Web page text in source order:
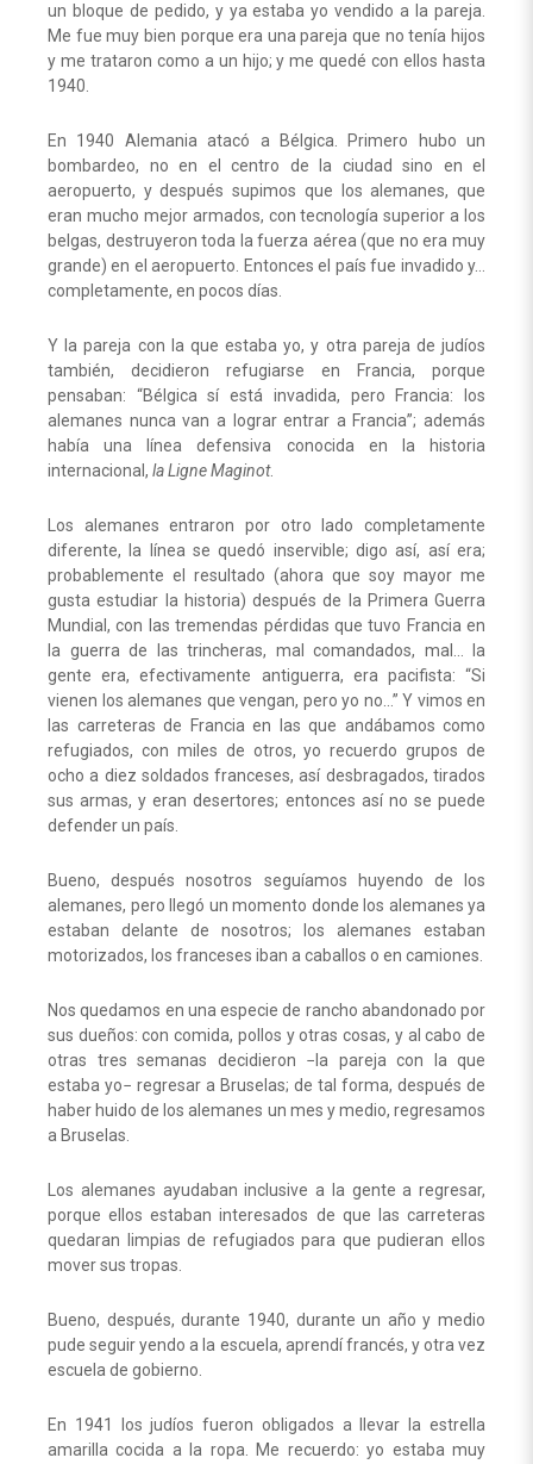
un bloque de pedido, y ya estaba yo vendido a la pareja.
Me fue muy bien porque era una pareja que no tenía hijos
y me trataron como a un hijo; y me quedé con ellos hasta
1940.
En 1940 Alemania atacó a Bélgica. Primero hubo un
bombardeo, no en el centro de la ciudad sino en el
aeropuerto, y después supimos que los alemanes, que
eran mucho mejor armados, con tecnología superior a los
belgas, destruyeron toda la fuerza aérea (que no era muy
grande) en el aeropuerto. Entonces el país fue invadido y…
completamente, en pocos días.
Y la pareja con la que estaba yo, y otra pareja de judíos
también, decidieron refugiarse en Francia, porque
pensaban: “Bélgica sí está invadida, pero Francia: los
alemanes nunca van a lograr entrar a Francia”; además
había una línea defensiva conocida en la historia
internacional, la Ligne Maginot.
Los alemanes entraron por otro lado completamente
diferente, la línea se quedó inservible; digo así, así era;
probablemente el resultado (ahora que soy mayor me
gusta estudiar la historia) después de la Primera Guerra
Mundial, con las tremendas pérdidas que tuvo Francia en
la guerra de las trincheras, mal comandados, mal… la
gente era, efectivamente antiguerra, era pacifista: “Si
vienen los alemanes que vengan, pero yo no…” Y vimos en
las carreteras de Francia en las que andábamos como
refugiados, con miles de otros, yo recuerdo grupos de
ocho a diez soldados franceses, así desbragados, tirados
sus armas, y eran desertores; entonces así no se puede
defender un país.
Bueno, después nosotros seguíamos huyendo de los
alemanes, pero llegó un momento donde los alemanes ya
estaban delante de nosotros; los alemanes estaban
motorizados, los franceses iban a caballos o en camiones.
Nos quedamos en una especie de rancho abandonado por
sus dueños: con comida, pollos y otras cosas, y al cabo de
otras tres semanas decidieron −la pareja con la que
estaba yo− regresar a Bruselas; de tal forma, después de
haber huido de los alemanes un mes y medio, regresamos
a Bruselas.
Los alemanes ayudaban inclusive a la gente a regresar,
porque ellos estaban interesados de que las carreteras
quedaran limpias de refugiados para que pudieran ellos
mover sus tropas.
Bueno, después, durante 1940, durante un año y medio
pude seguir yendo a la escuela, aprendí francés, y otra vez
escuela de gobierno.
En 1941 los judíos fueron obligados a llevar la estrella
amarilla cocida a la ropa. Me recuerdo: yo estaba muy